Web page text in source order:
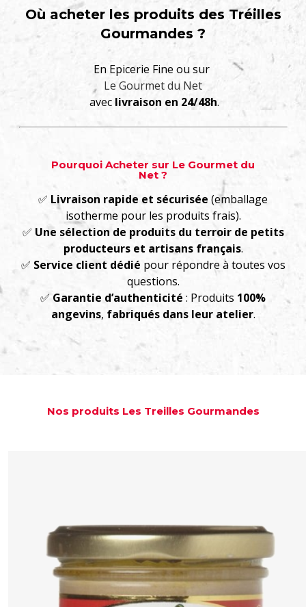
Où acheter les produits des Tréilles
Gourmandes ?
En Epicerie Fine ou sur
Le Gourmet du Net
avec livraison en 24/48h.
Pourquoi Acheter sur Le Gourmet du
Net ?
✅ Livraison rapide et sécurisée (emballage
isotherme pour les produits frais).
✅ Une sélection de produits du terroir de petits
producteurs et artisans français.
✅ Service client dédié pour répondre à toutes vos
questions.
✅Garantie d’authenticité : Produits 100%
angevins, fabriqués dans leur atelier.
Nos produits Les Treilles Gourmandes